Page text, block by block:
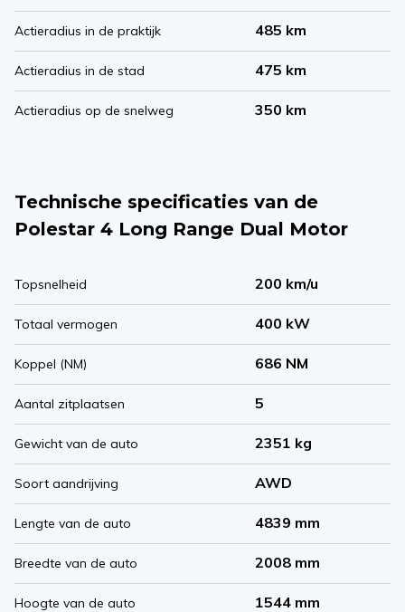
Actieradius in de praktijk 485 km
Actieradius in de stad 475 km
Actieradius op de snelweg 350 km
Technische specificaties van de
Polestar 4 Long Range Dual Motor
Topsnelheid 200 km/u
Totaal vermogen 400 kW
Koppel (NM) 686 NM
Aantal zitplaatsen 5
Gewicht van de auto 2351 kg
Soort aandrijving AWD
Lengte van de auto 4839 mm
Breedte van de auto 2008 mm
Hoogte van de auto 1544 mm